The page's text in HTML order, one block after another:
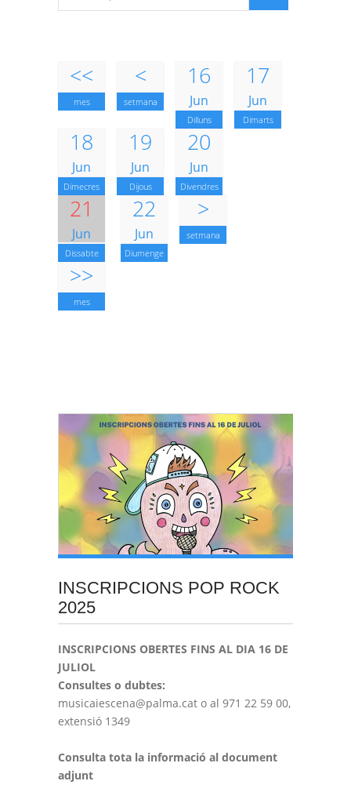
<<
mes
<
setmana
16
Jun
Dilluns
17
Jun
Dimarts
18
Jun
Dimecres
19
Jun
Dijous
20
Jun
Divendres
21
Jun
Dissabte
22
Jun
Diumenge
>
setmana
>>
mes
INSCRIPCIONS POP ROCK
2025
INSCRIPCIONS OBERTES FINS AL DIA 16 DE
JULIOL
Consultes o dubtes:
musicaiescena@palma.cat o al 971 22 59 00,
extensió 1349
Consulta tota la informació al document
adjunt